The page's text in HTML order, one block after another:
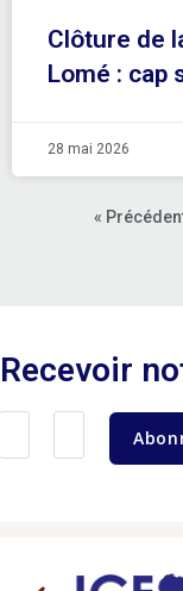
Clôture de
Lomé : cap
28 mai 2026
«
Recevoir